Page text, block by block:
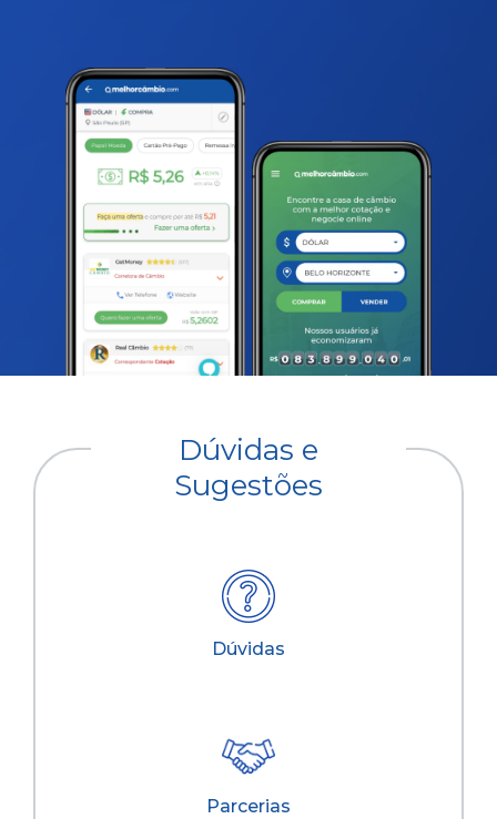
Dúvidas e
Sugestões
Dúvidas
Parcerias